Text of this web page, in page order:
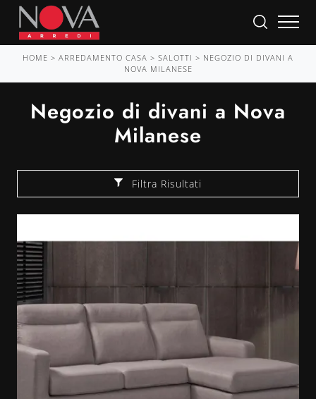
HOME > ARREDAMENTO CASA > SALOTTI > NEGOZIO DI DIVANI A
NOVA MILANESE
Negozio di divani a Nova
Milanese
Filtra Risultati